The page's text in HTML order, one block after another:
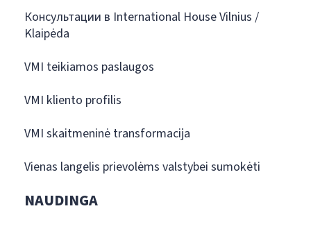
Консультации в International House Vilnius /
Klaipėda
VMI teikiamos paslaugos
VMI kliento profilis
VMI skaitmeninė transformacija
Vienas langelis prievolėms valstybei sumokėti
NAUDINGA